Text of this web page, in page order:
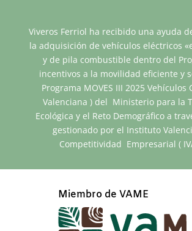
Viveros Ferriol ha recibido una ayuda
la adquisición de vehículos eléctricos
y de pila combustible dentro del
incentivos a la movilidad eficiente y
Programa MOVES III 2025 Vehículos
Valenciana ) del Ministerio para la
Ecológica y el Reto Demográfico a
gestionado por el Instituto
Competitividad Empresarial (
Miembro de VAME